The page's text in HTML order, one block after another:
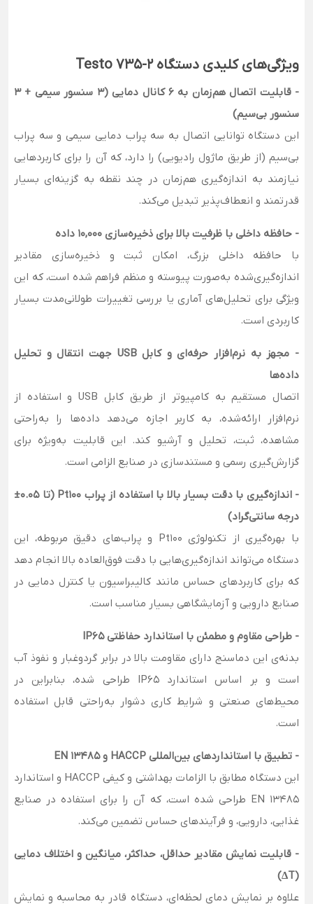
ویژگی‌های کلیدی دستگاه Testo 735-2
- قابلیت اتصال هم‌زمان به ۶ کانال دمایی (۳ سنسور سیمی + ۳
سنسور بی‌سیم)
این دستگاه توانایی اتصال به سه پراب دمایی سیمی و سه پراب
بی‌سیم (از طریق ماژول رادیویی) را دارد، که آن را برای کاربردهایی
نیازمند به اندازه‌گیری هم‌زمان در چند نقطه به گزینه‌ای بسیار
قدرتمند و انعطاف‌پذیر تبدیل می‌کند.
- حافظه داخلی با ظرفیت بالا برای ذخیره‌سازی ۱۰,۰۰۰ داده
با حافظه داخلی بزرگ، امکان ثبت و ذخیره‌سازی مقادیر
اندازه‌گیری‌شده به‌صورت پیوسته و منظم فراهم شده است، که این
ویژگی برای تحلیل‌های آماری یا بررسی تغییرات طولانی‌مدت بسیار
کاربردی است.
- مجهز به نرم‌افزار حرفه‌ای و کابل USB جهت انتقال و تحلیل
داده‌ها
اتصال مستقیم به کامپیوتر از طریق کابل USB و استفاده از
نرم‌افزار ارائه‌شده، به کاربر اجازه می‌دهد داده‌ها را به‌راحتی
مشاهده، ثبت، تحلیل و آرشیو کند. این قابلیت به‌ویژه برای
گزارش‌گیری رسمی و مستندسازی در صنایع الزامی است.
- اندازه‌گیری با دقت بسیار بالا با استفاده از پراب Pt100 (تا 0.05±
درجه سانتی‌گراد)
با بهره‌گیری از تکنولوژی Pt100 و پراب‌های دقیق مربوطه، این
دستگاه می‌تواند اندازه‌گیری‌هایی با دقت فوق‌العاده بالا انجام دهد
که برای کاربردهای حساس مانند کالیبراسیون یا کنترل دمایی در
صنایع دارویی و آزمایشگاهی بسیار مناسب است.
- طراحی مقاوم و مطمئن با استاندارد حفاظتی IP65
بدنه‌ی این دماسنج دارای مقاومت بالا در برابر گردوغبار و نفوذ آب
است و بر اساس استاندارد IP65 طراحی شده، بنابراین در
محیط‌های صنعتی و شرایط کاری دشوار به‌راحتی قابل استفاده
است.
- تطبیق با استانداردهای بین‌المللی HACCP و EN 13485
این دستگاه مطابق با الزامات بهداشتی و کیفی HACCP و استاندارد
EN 13485 طراحی شده است، که آن را برای استفاده در صنایع
غذایی، دارویی، و فرآیندهای حساس تضمین می‌کند.
- قابلیت نمایش مقادیر حداقل، حداکثر، میانگین و اختلاف دمایی
(ΔT)
علاوه بر نمایش دمای لحظه‌ای، دستگاه قادر به محاسبه و نمایش